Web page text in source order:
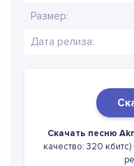
Размер:
Дата релиза:
Скачать песню
качество: 320